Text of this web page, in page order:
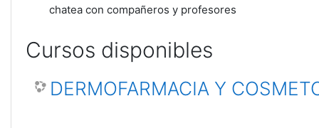
chatea con compañeros y profesores
Cursos disponibles
DERMOFARMACIA Y